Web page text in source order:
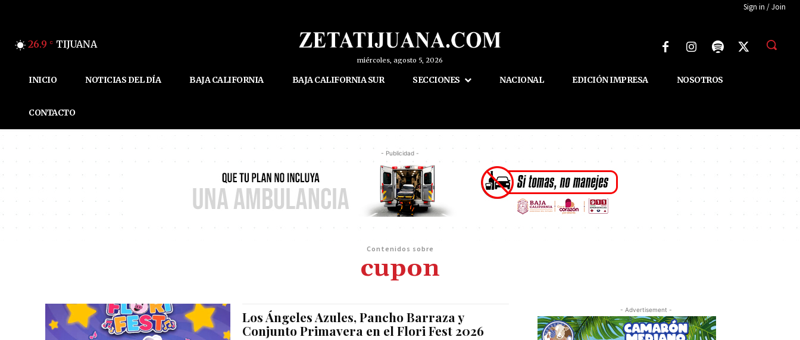
Sign in / Join
26.9 C TIJUANA
miércoles, agosto 5, 2026
INICIO NOTICIAS DEL DÍA BAJA CALIFORNIA BAJA CALIFORNIA SUR SECCIONES NACIONAL EDICIÓN IMPRESA NOSOTROS
CONTACTO
- Publicidad -
Contenidos sobre
cupon
Los Ángeles Azules, Pancho Barraza y
Conjunto Primavera en el Flori Fest 2026
- Advertisement -